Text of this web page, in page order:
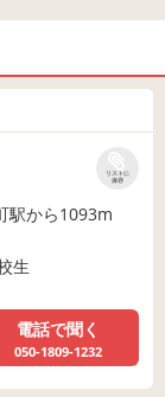
リストに
保存
駅から1093m
生
電話で聞く
050-1809-1232